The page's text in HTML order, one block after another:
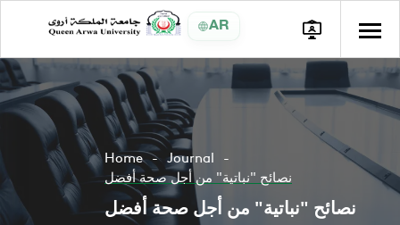
AR
Home
Journal
نصائح "نباتية" من أجل صحة أفضل
نصائح "نباتية" من أجل صحة أفضل